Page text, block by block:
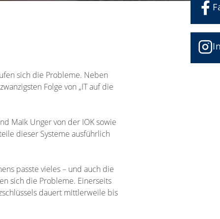
sich die Probleme. Neben
Folge von „IT auf die
Maik Unger von der IOK sowie
dieser Systeme ausführlich
passte vieles – und auch die
sich die Probleme. Einerseits
dauert mittlerweile bis